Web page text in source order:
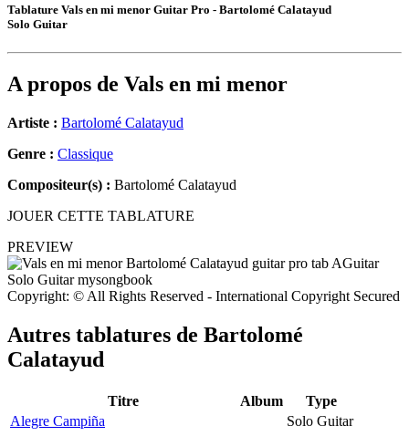
Tablature Vals en mi menor Guitar Pro - Bartolomé Calatayud
Solo Guitar
A propos de Vals en mi menor
Artiste : Bartolomé Calatayud
Genre : Classique
Compositeur(s) : Bartolomé Calatayud
JOUER CETTE TABLATURE
PREVIEW
Copyright: © All Rights Reserved - International Copyright Secured
Autres tablatures de Bartolomé
Calatayud
Titre Album
Type
Alegre Campiña
Solo Guitar